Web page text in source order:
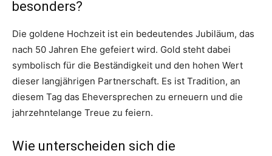
besonders?
Die goldene Hochzeit ist ein bedeutendes Jubiläum, das
nach 50 Jahren Ehe gefeiert wird. Gold steht dabei
symbolisch für die Beständigkeit und den hohen Wert
dieser langjährigen Partnerschaft. Es ist Tradition, an
diesem Tag das Eheversprechen zu erneuern und die
jahrzehntelange Treue zu feiern.
Wie unterscheiden sich die